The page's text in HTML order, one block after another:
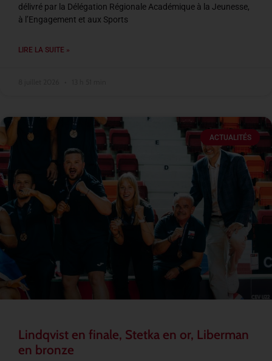
délivré par la Délégation Régionale Académique à la Jeunesse,
à l’Engagement et aux Sports
LIRE LA SUITE »
ACTUALITÉS
Lindqvist en finale, Stetka en or, Liberman
en bronze